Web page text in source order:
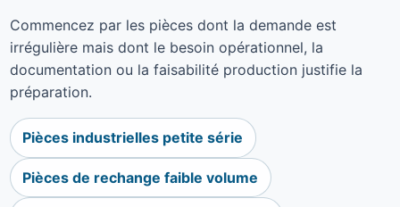
Commencez par les pièces dont la demande est
irrégulière mais dont le besoin opérationnel, la
documentation ou la faisabilité production justifie la
préparation.
Pièces industrielles petite série
Pièces de rechange faible volume